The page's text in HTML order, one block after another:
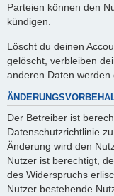
Parteien können den
kündigen.
Löscht du deinen
gelöscht, verbleiben
anderen Daten werden
Der Betreiber ist
Datenschutzrichtlinie
Änderung wird den
Nutzer ist berechtigt,
des Widerspruchs
Nutzer bestehende